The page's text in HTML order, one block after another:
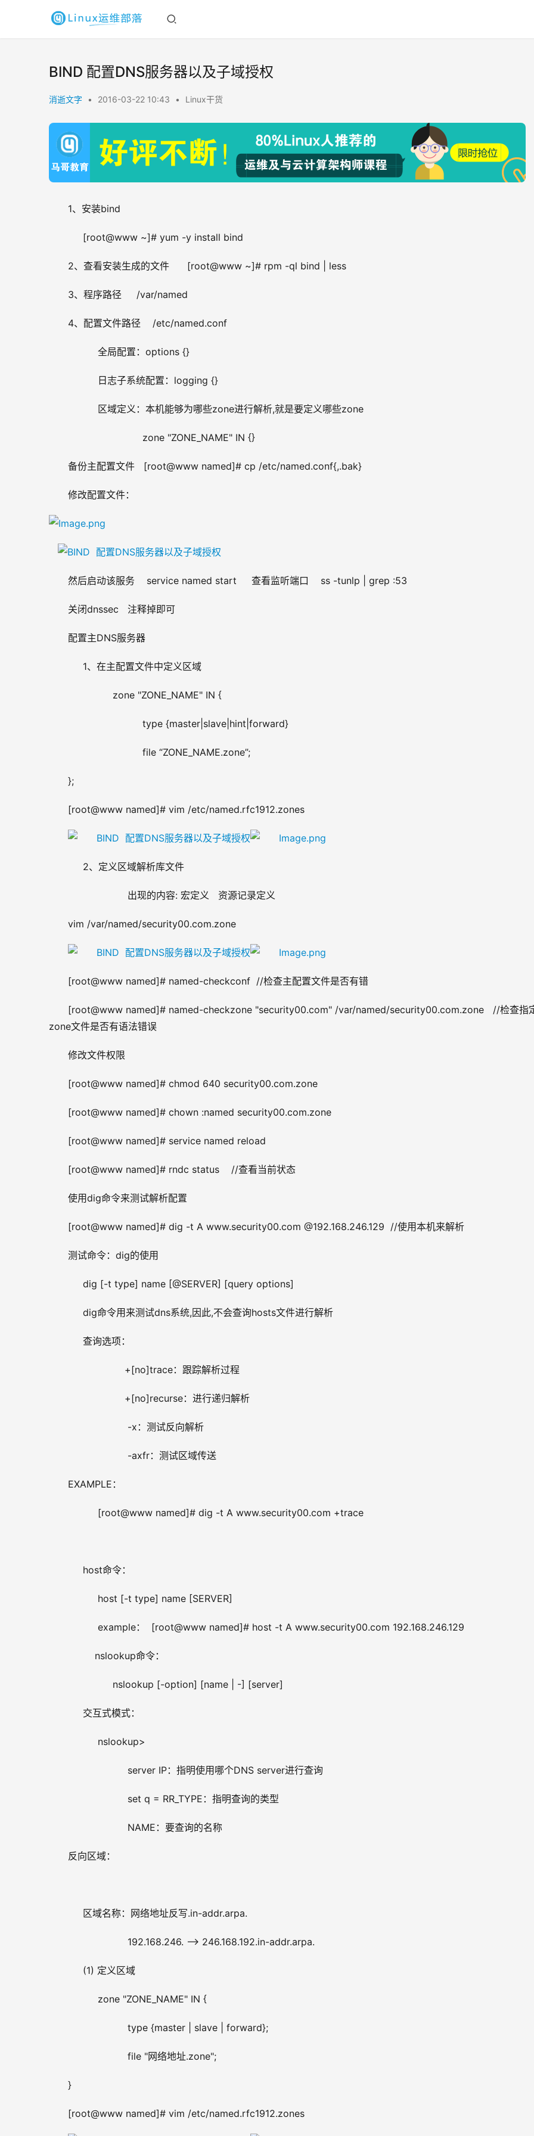
BIND 配置DNS服务器以及子域授权
消逝文字 • 2016-03-22 10:43 • Linux干货
1、安装bind
[root@www ~]# yum -y install bind
2、查看安装生成的文件      [root@www ~]# rpm -ql bind | less
3、程序路径     /var/named
4、配置文件路径    /etc/named.conf
全局配置：options {}
日志子系统配置：logging {}
区域定义：本机能够为哪些zone进行解析,就是要定义哪些zone
zone "ZONE_NAME" IN {}
备份主配置文件   [root@www named]# cp /etc/named.conf{,.bak}
修改配置文件：
然后启动该服务    service named start     查看监听端口    ss -tunlp | grep :53
关闭dnssec   注释掉即可
配置主DNS服务器
1、在主配置文件中定义区域
zone "ZONE_NAME" IN {
type {master|slave|hint|forward}
file “ZONE_NAME.zone”;
};
[root@www named]# vim /etc/named.rfc1912.zones
2、定义区域解析库文件
出现的内容: 宏定义   资源记录定义
vim /var/named/security00.com.zone
[root@www named]# named-checkconf  //检查主配置文件是否有错
[root@www named]# named-checkzone "security00.com" /var/named/security00.com.zone   //检查指
zone文件是否有语法错误
修改文件权限
[root@www named]# chmod 640 security00.com.zone
[root@www named]# chown :named security00.com.zone
[root@www named]# service named reload
[root@www named]# rndc status    //查看当前状态
使用dig命令来测试解析配置
[root@www named]# dig -t A www.security00.com @192.168.246.129  //使用本机来解析
测试命令：dig的使用
dig [-t type] name [@SERVER] [query options]
dig命令用来测试dns系统,因此,不会查询hosts文件进行解析
查询选项：
+[no]trace：跟踪解析过程
+[no]recurse：进行递归解析
-x：测试反向解析
-axfr：测试区域传送
EXAMPLE：
[root@www named]# dig -t A www.security00.com +trace
host命令：
host [-t type] name [SERVER]
example：  [root@www named]# host -t A www.security00.com 192.168.246.129
nslookup命令：
nslookup [-option] [name | -] [server]
交互式模式：
nslookup>
server IP：指明使用哪个DNS server进行查询
set q = RR_TYPE：指明查询的类型
NAME：要查询的名称
反向区域：
区域名称：网络地址反写.in-addr.arpa.
192.168.246. –> 246.168.192.in-addr.arpa.
(1) 定义区域
zone "ZONE_NAME" IN {
type {master | slave | forward};
file "网络地址.zone";
}
[root@www named]# vim /etc/named.rfc1912.zones